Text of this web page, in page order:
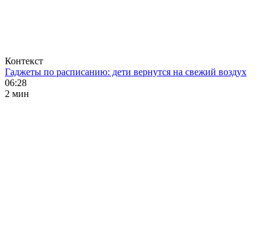
Контекст
Гаджеты по расписанию: дети вернутся на свежий воздух
06:28
2 мин